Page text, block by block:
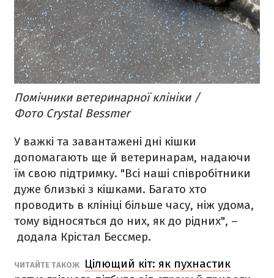
Помічники ветеринарної клініки /
Фото Crystal Bessmer
У важкі та завантажені дні кішки
допомагають ще й ветеринарам, надаючи
їм свою підтримку. "Всі наші співробітники
дуже близькі з кішками. Багато хто
проводить в клініці більше часу, ніж удома,
тому відносяться до них, як до рідних", –
додала Крістал Бессмер.
ЧИТАЙТЕ ТАКОЖ
Цілющий кіт: як пухнастик